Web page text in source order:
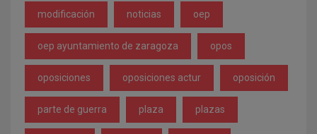
modificación noticias oep
oep ayuntamiento de zaragoza opos
oposiciones oposiciones actur oposición
parte de guerra plaza plazas